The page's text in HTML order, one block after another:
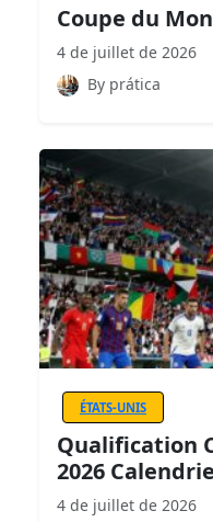
Coupe du
4 de juillet de 2026
By prática
ÉTATS-UNIS
Qualification
2026
4 de juillet de 2026